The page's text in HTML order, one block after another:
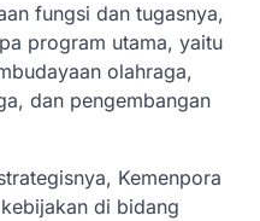
fungsi dan tugasnya,
program utama, yaitu
olahraga,
dan pengembangan
Kemenpora
di bidang